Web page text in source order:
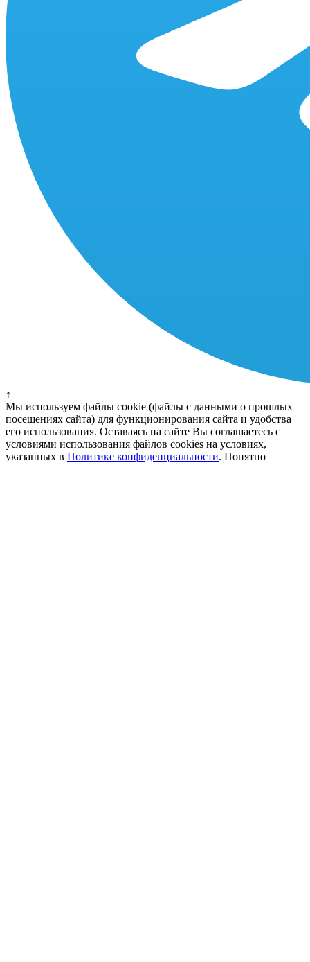
↑
Мы используем файлы cookie (файлы с данными о прошлых
посещениях сайта) для функционирования сайта и удобства
его использования. Оставаясь на сайте Вы соглашаетесь с
условиями использования файлов cookies на условиях,
указанных в Политике конфиденциальности. Понятно